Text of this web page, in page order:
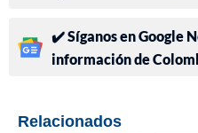
✔️ Síganos en Google
información de
Relacionados